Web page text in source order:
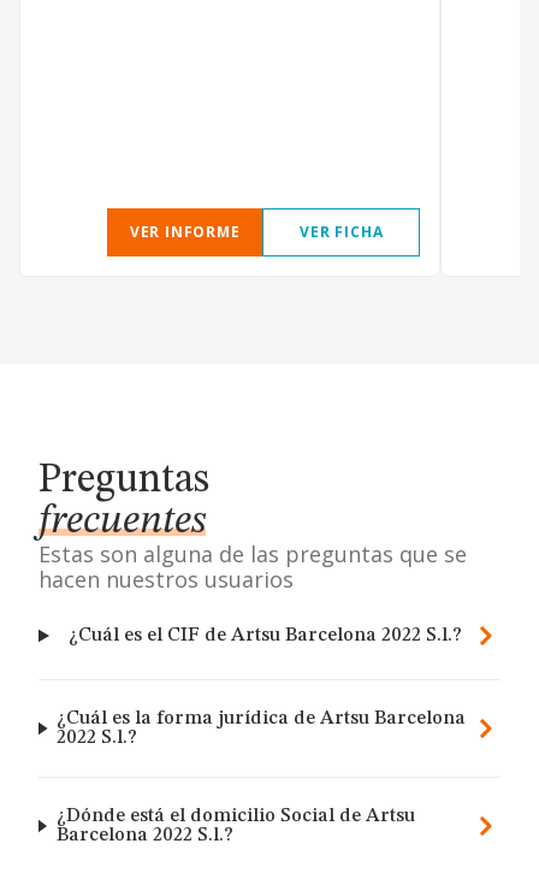
VER INFORME VER FICHA
Preguntas
frecuentes
Estas son alguna de las preguntas que se
hacen nuestros usuarios
¿Cuál es el CIF de Artsu Barcelona 2022 S.l.?
¿Cuál es la forma jurídica de Artsu Barcelona
2022 S.l.?
¿Dónde está el domicilio Social de Artsu
Barcelona 2022 S.l.?